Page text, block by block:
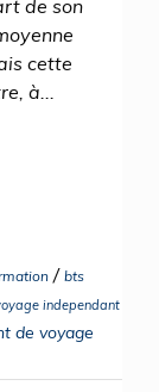
de son
cette
à...
/ bts
independant
de voyage